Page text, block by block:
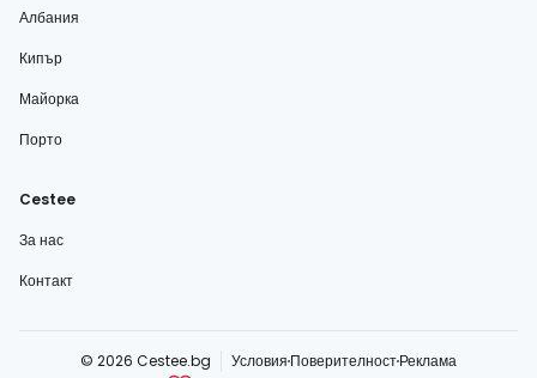
Албания
Кипър
Майорка
Порто
Cestee
За нас
Контакт
© 2026 Cestee.bg Условия ПоверителностРеклама